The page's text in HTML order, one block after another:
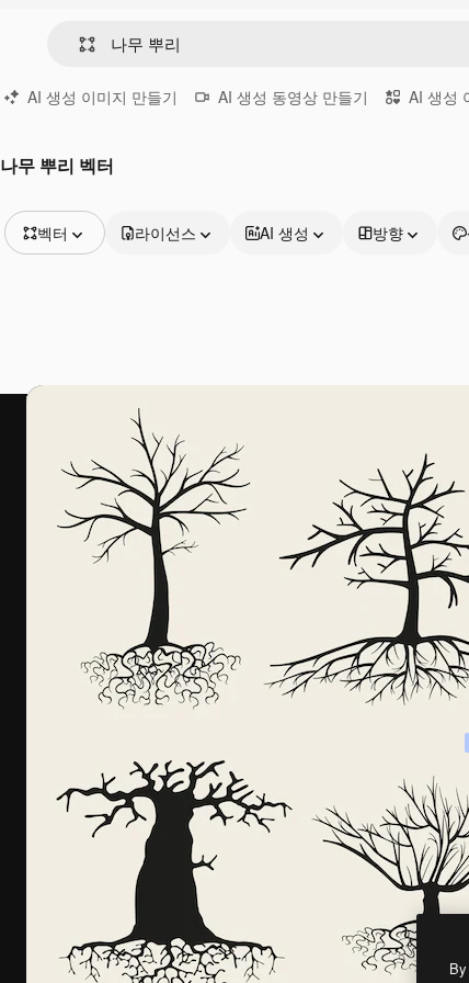
AI 생성 이미지 만들기 AI 생성 동영상 만들기 AI 생성
나무 뿌리 벡터
벡터
동영상
라이선스 AI 생성 방향
최고의 결과물을 이끌어내는 크리에이티브
플랫폼. 크리에이터, 엔터프라이즈, 에이전시,
스튜디오를 아우르는 100만 명 이상의 구독
한국어
프로덕
Spaces
AI 어
AI 이미
AI 동영
AI 텍스
스톡
모바일
모든
Copyright © 2010- Freepik Company S.L.U.모든 권리